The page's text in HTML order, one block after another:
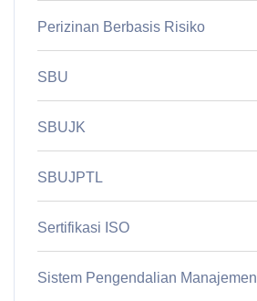
Perizinan Berbasis Risiko
SBU
SBUJK
SBUJPTL
Sertifikasi ISO
Sistem Pengendalian Manajemen